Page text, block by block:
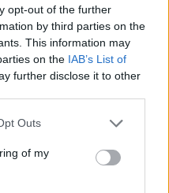
opt-out of the further
by third parties on the
This information may
on the IAB’s List of
further disclose it to other
uses one or more Google
You may click to
its third-party tags to
purposes in below Google
Outs
of my